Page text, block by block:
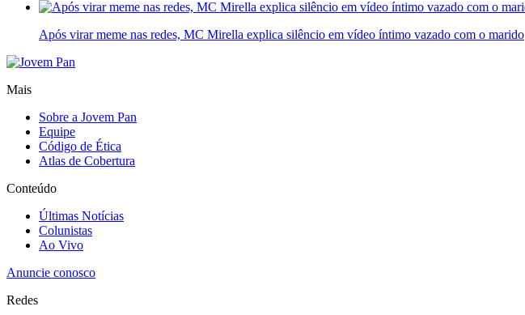
Após virar meme nas redes, MC Mirella explica silêncio em vídeo íntimo vazado com o marido
Mais
Sobre a Jovem Pan
Equipe
Código de Ética
Atlas de Cobertura
Conteúdo
Últimas Notícias
Colunistas
Ao Vivo
Anuncie conosco
Redes